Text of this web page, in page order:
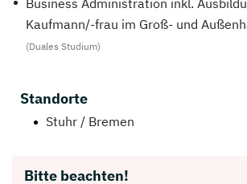
Kaufmann/-frau im Groß- und
(Duales Studium)
Standorte
Stuhr / Bremen
Bitte beachten!